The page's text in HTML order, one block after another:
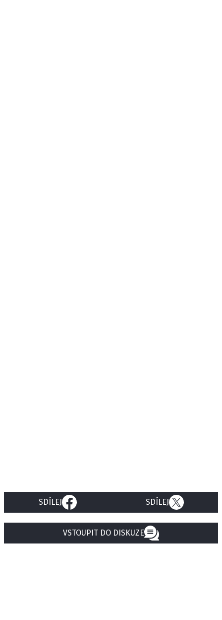
SDÍLEJ SDÍLEJ
VSTOUPIT DO DISKUZE